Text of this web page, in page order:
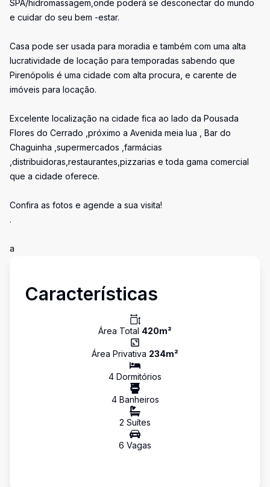
SPA/hidromassagem,onde poderá se desconectar do mundo
e cuidar do seu bem -estar.
Casa pode ser usada para moradia e também com uma alta
lucratividade de locação para temporadas sabendo que
Pirenópolis é uma cidade com alta procura, e carente de
imóveis para locação.
Excelente localização na cidade fica ao lado da Pousada
Flores do Cerrado ,próximo a Avenida meia lua , Bar do
Chaguinha ,supermercados ,farmácias
,distribuidoras,restaurantes,pizzarias e toda gama comercial
que a cidade oferece.
Confira as fotos e agende a sua visita!
.
a
Características
Área Total 420m²
Área Privativa 234m²
4 Dormitórios
4Banheiros
2 Suítes
6 Vagas